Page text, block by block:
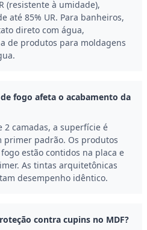
(resistente à umidade),
até 85% UR. Para banheiros,
direto com água,
de produtos para moldagens
fogo afeta o acabamento da
2 camadas, a superfície é
primer padrão. Os produtos
estão contidos na placa e
As tintas arquitetônicas
desempenho idêntico.
contra cupins no MDF?